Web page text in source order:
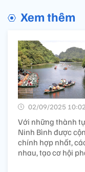
Xem thêm
02/09/2025
Với những thành
Ninh Bình được
chính hợp nhất,
nhau, tạo cơ hội